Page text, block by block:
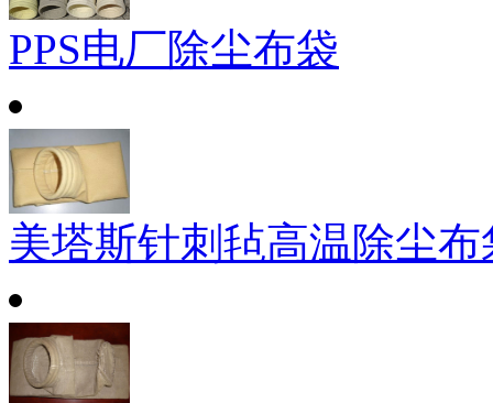
PPS电厂除尘布袋
美塔斯针刺毡高温除尘布